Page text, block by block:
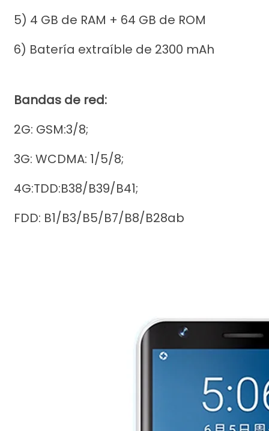
5) 4 GB de RAM + 64 GB de ROM
6) Batería extraíble de 2300 mAh
Bandas de red:
2G: GSM:3/8;
3G: WCDMA: 1/5/8;
4G:TDD:B38/B39/B41;
FDD: B1/B3/B5/B7/B8/B28ab